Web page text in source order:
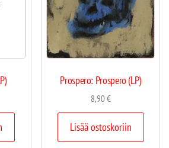
Prospero: Prospero (LP)
8,90€
Lisää ostoskoriin